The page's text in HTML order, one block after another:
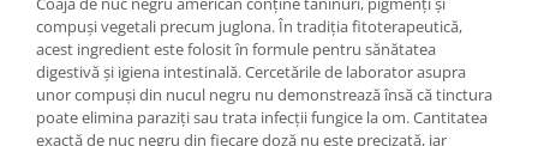
compuși vegetali precum juglona. În tradiția fitoterapeutică,
acest ingredient este folosit în formule pentru sănătatea
digestivă și igiena intestinală. Cercetările de laborator asupra
unor compuși din nucul negru nu demonstrează însă că tinctura
poate elimina paraziți sau trata infecții fungice la om. Cantitatea
exactă de nuc negru din fiecare doză nu este precizată, iar